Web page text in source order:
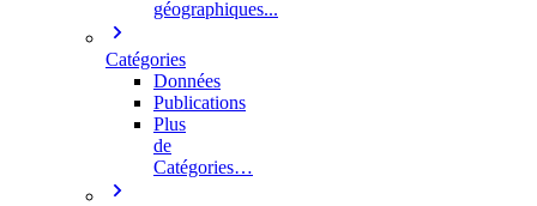
géographiques...
Catégories
Données
Publications
Plus
de
Catégories…